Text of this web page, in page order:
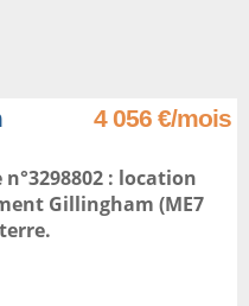
4 056 €/mois
: location
Gillingham (ME7
.